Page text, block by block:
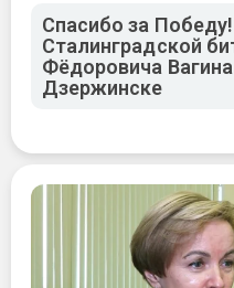
Спасибо за
Сталинградской
Фёдоровича
Дзержинске